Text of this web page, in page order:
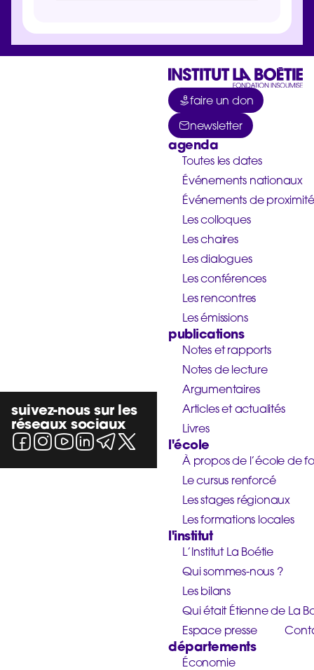
suivez-nous sur les
réseaux sociaux
faire un don
newsletter
agenda
Toutes les dates
Événements nationaux
Événements de proximité
Les colloques
Les chaires
Les dialogues
Les conférences
Les rencontres
Les émissions
publications
Notes et rapports
Notes de lecture
Argumentaires
Articles et actualités
Livres
l'école
À propos de l’école de
Le cursus renforcé
Les stages régionaux
Les formations locales
l'institut
L’Institut La Boétie
Qui sommes-nous ?
Les bilans
Qui était Étienne de La
Espace presse
départements
Économie